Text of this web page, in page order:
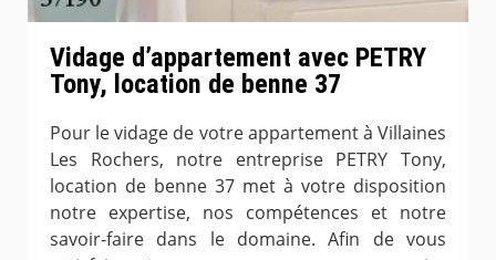
Vidage d’appartement avec PETRY
Tony, location de benne 37
Pour le vidage de votre appartement à Villaines
Les Rochers, notre entreprise PETRY Tony,
location de benne 37 met à votre disposition
notre expertise, nos compétences et notre
savoir-faire dans le domaine. Afin de vous